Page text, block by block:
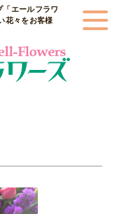
「エールフラワ
花々をお客様